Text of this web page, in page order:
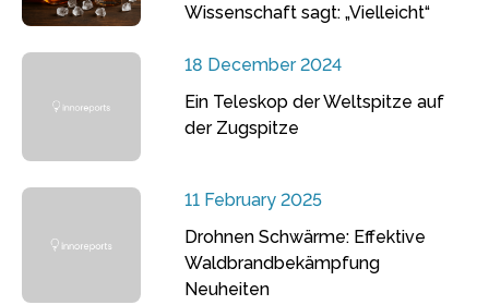
Wissenschaft sagt: „Vielleicht“
18 December 2024
Ein Teleskop der Weltspitze auf
der Zugspitze
11 February 2025
Drohnen Schwärme: Effektive
Waldbrandbekämpfung
Neuheiten